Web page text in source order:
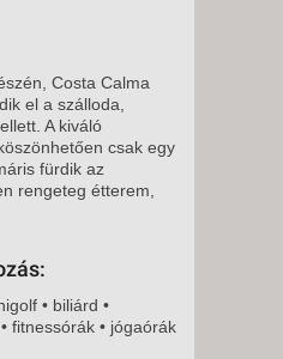
Costa Calma
el a szálloda,
A kiváló
csak egy
fürdik az
rengeteg étterem,
• biliárd •
fitnessórák • jógaórák